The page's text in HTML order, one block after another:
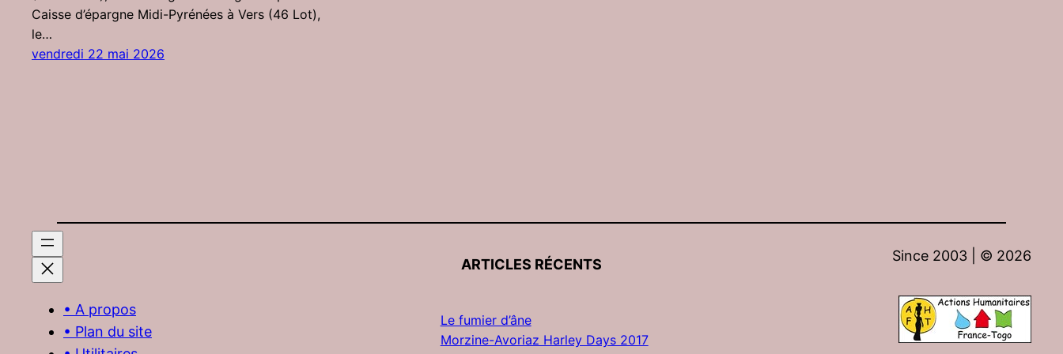
Caisse d’épargne Midi-Pyrénées à Vers (46 Lot),
le…
vendredi 22 mai 2026
• A propos
• Plan du site
ARTICLES RÉCENTS
Le fumier d’âne
Morzine-Avoriaz Harley Days 2017
Since 2003 | © 2026